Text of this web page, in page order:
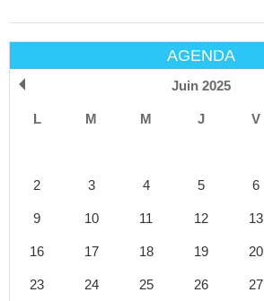
AGENDA
Juin 2025
L M M J V
2 3 4 5 6
9 10 11 12 13
16 17 18 19 20
23 24 25 26 27